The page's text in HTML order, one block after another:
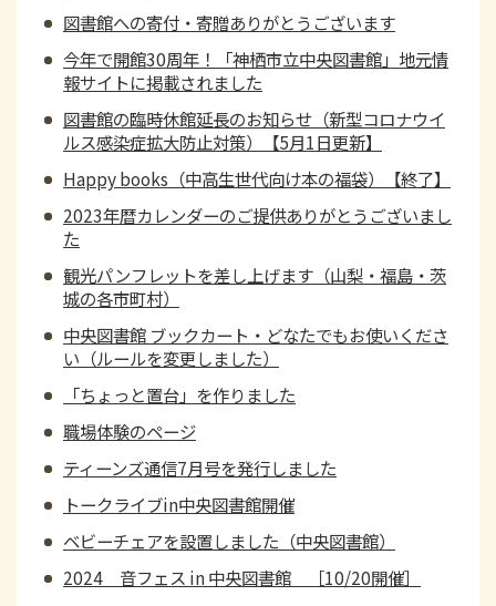
図書館への寄付・寄贈ありがとうございます
今年で開館30周年！「神栖市立中央図書館」地元情
報サイトに掲載されました
図書館の臨時休館延長のお知らせ（新型コロナウイ
ルス感染症拡大防止対策）【5月1日更新】
Happy books（中高生世代向け本の福袋）【終了】
2023年暦カレンダーのご提供ありがとうございまし
た
観光パンフレットを差し上げます（山梨・福島・茨
城の各市町村）
中央図書館 ブックカート・どなたでもお使いくださ
い（ルールを変更しました）
「ちょっと置台」を作りました
職場体験のページ
ティーンズ通信7月号を発行しました
トークライブin中央図書館開催
ベビーチェアを設置しました（中央図書館）
2024 音フェス in 中央図書館 ［10/20開催］